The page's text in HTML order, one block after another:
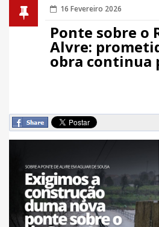
16 Fevereiro 2026
Ponte sobre o
Alvre:
obra continua